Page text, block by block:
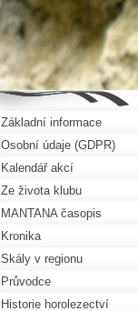
Základní informace
Osobní údaje (GDPR)
Kalendář akcí
Ze života klubu
MANTANA časopis
Kronika
Skály v regionu
Průvodce
Historie horolezectví